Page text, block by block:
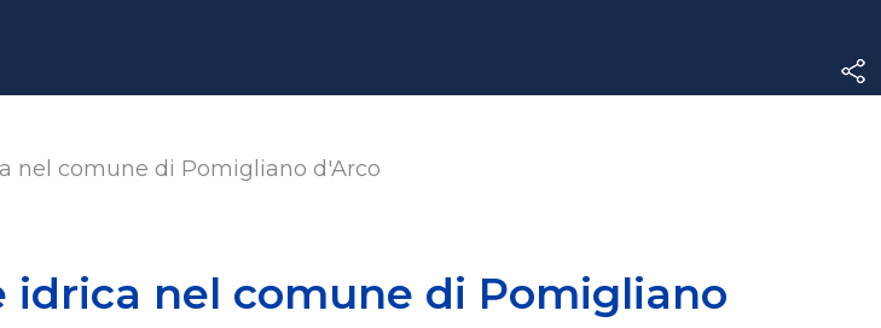
nel comune di Pomigliano d'Arco
idrica nel comune di Pomigliano